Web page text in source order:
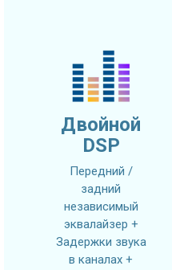
Двойной
DSP
Передний /
задний
независимый
эквалайзер +
Задержки звука
в каналах +